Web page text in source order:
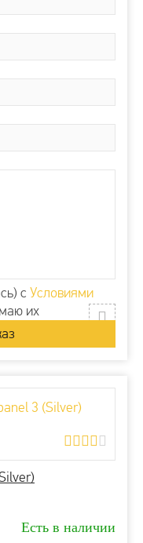
с Условиями
их
Есть в наличии